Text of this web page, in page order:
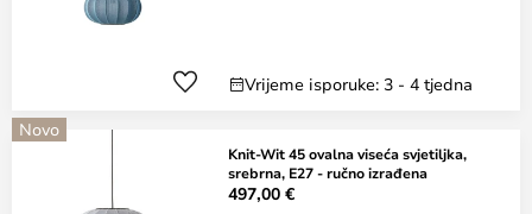
Vrijeme isporuke: 3 - 4 tjedna
Novo
Knit-Wit 45 ovalna viseća svjetiljka,
srebrna, E27 - ručno izrađena
497,00 €